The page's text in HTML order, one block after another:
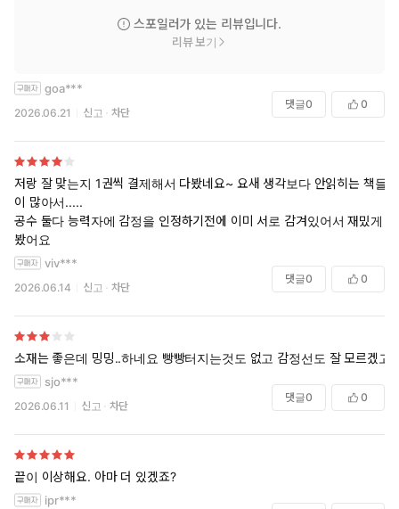
스포일러가 있는 리뷰입니다.
리뷰 보기
goa***
2026.06.21 신고 차단
댓글0 0
저랑 잘 맞는지 1권씩 결제해서 다봤네요~ 요새 생각보다 안읽히는 책들
이 많아서.....
공수 둘다 능력자에 감정을 인정하기전에 이미 서로 감겨있어서 재밌게
봤어요
viv***
2026.06.14 신고 차단
댓글0 0
소재는 좋은데 밍밍..하네요 빵빵터지는것도 없고 감정선도 잘 모르겠고
sjo***
2026.06.11 신고 차단
댓글0 0
끝이 이상해요. 아마 더 있겠죠?
ipr***